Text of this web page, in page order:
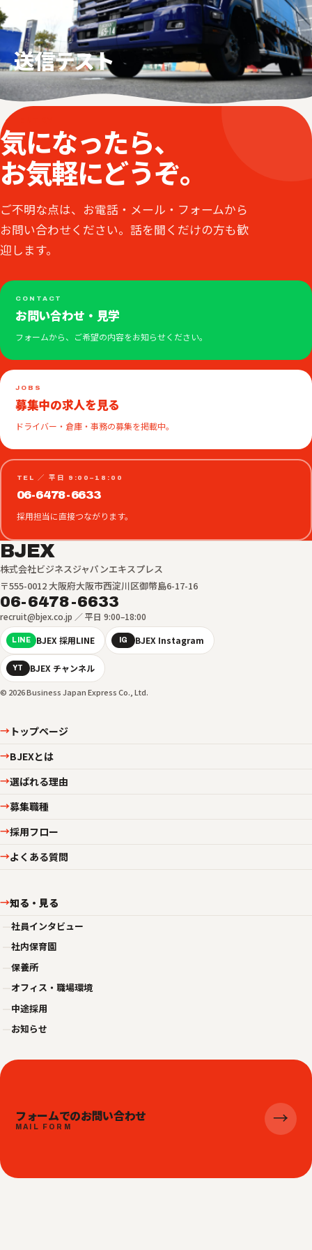
送信テスト
気になったら、
お気軽にどうぞ。
ご不明な点は、お電話・メール・フォームから
お問い合わせください。話を聞くだけの方も歓
迎します。
CONTACT
お問い合わせ・見学
フォームから、ご希望の内容をお知らせください。
JOBS
募集中の求人を見る
ドライバー・倉庫・事務の募集を掲載中。
TEL ／ 平日 9:00–18:00
06-6478-6633
採用担当に直接つながります。
BJEX
株式会社ビジネスジャパンエキスプレス
〒555-0012 大阪府大阪市西淀川区御幣島6-17-16
06-6478-6633
recruit@bjex.co.jp ／ 平日 9:00–18:00
LINE BJEX 採用LINE IG BJEX Instagram
YT BJEX チャンネル
© 2026 Business Japan Express Co., Ltd.
→ トップページ
→BJEXとは
→選ばれる理由
→募集職種
→採用フロー
→よくある質問
→知る・見る
社員インタビュー
社内保育園
保養所
オフィス・職場環境
中途採用
お知らせ
フォームでのお問い合わせ
MAIL FORM →